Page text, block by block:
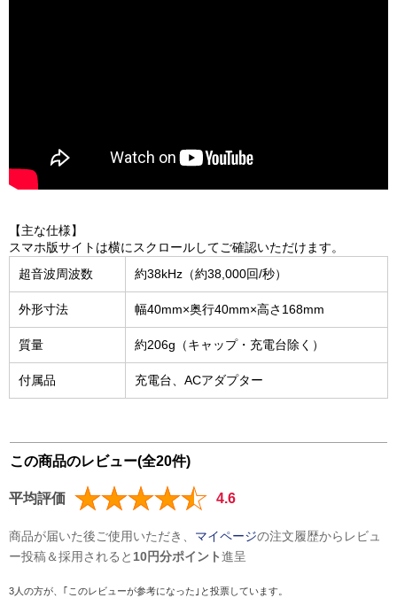
【主な仕様】
スマホ版サイトは横にスクロールしてご確認いただけます。
超音波周波数
約38kHz（約38,000回/秒）
外形寸法 幅40mm×奥行40mm×高さ168mm
質量 約206g（キャップ・充電台除く）
付属品 充電台、ACアダプター
この商品のレビュー(全20件)
平均評価 4.6
商品が届いた後ご使用いただき、 マイページの注文履歴からレビュ
ー投稿＆採用されると 10円分ポイント進呈
3人の方が、｢このレビューが参考になった｣と投票しています。